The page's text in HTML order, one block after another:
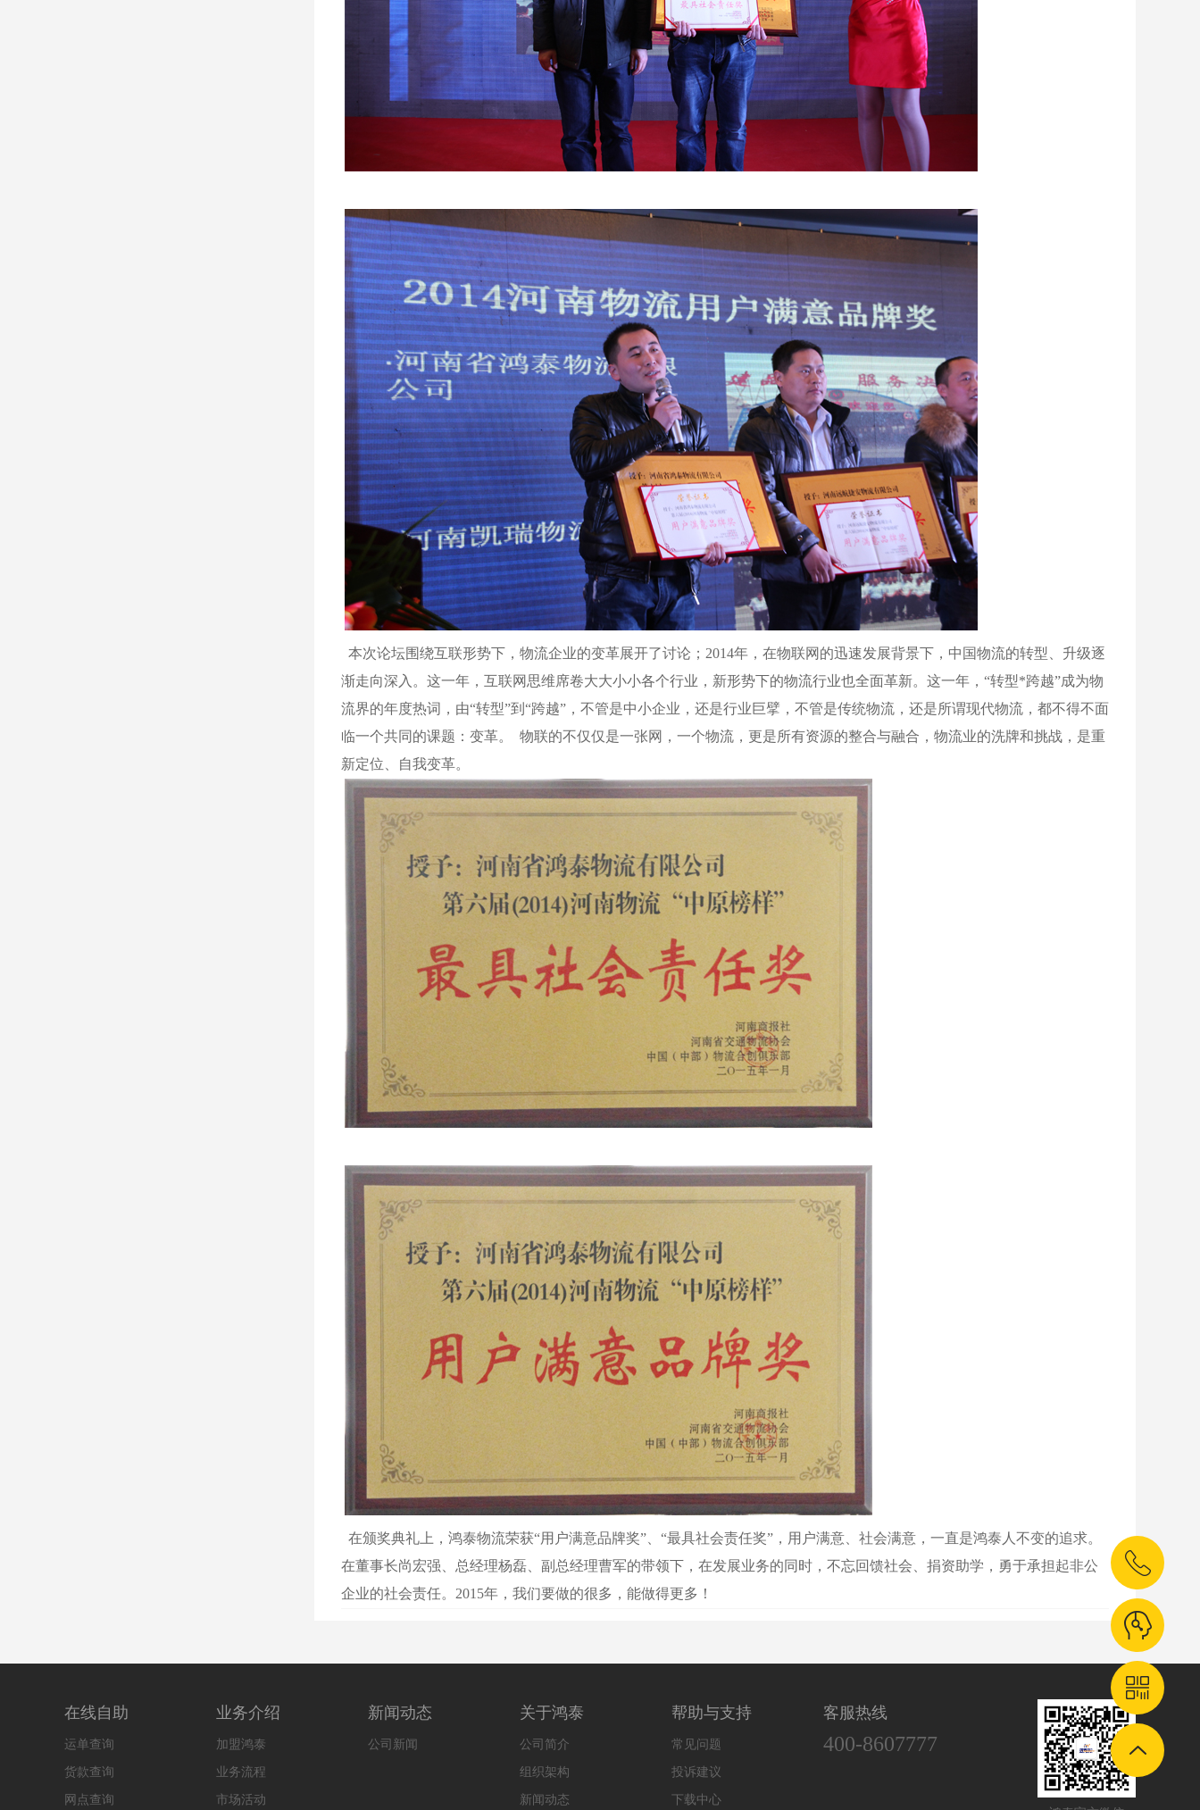
本次论坛围绕互联形势下，物流企业的变革展开了讨论；2014年，在物联网的迅速发展背景下，中国物流的转型、升级逐
渐走向深入。这一年，互联网思维席卷大大小小各个行业，新形势下的物流行业也全面革新。这一年，“转型*跨越”成为物
流界的年度热词，由“转型”到“跨越”，不管是中小企业，还是行业巨擘，不管是传统物流，还是所谓现代物流，都不得不面
临一个共同的课题：变革。 物联的不仅仅是一张网，一个物流，更是所有资源的整合与融合，物流业的洗牌和挑战，是重
新定位、自我变革。
在颁奖典礼上，鸿泰物流荣获“用户满意品牌奖”、“最具社会责任奖”，用户满意、社会满意，一直是鸿泰人不变的追求。
在董事长尚宏强、总经理杨磊、副总经理曹军的带领下，在发展业务的同时，不忘回馈社会、捐资助学，勇于承担起非公
企业的社会责任。2015年，我们要做的很多，能做得更多！
在线自助
运单查询
货款查询
网点查询
业务介绍
加盟鸿泰
业务流程
市场活动
新闻动态
公司新闻
关于鸿泰
公司简介
组织架构
新闻动态
帮助与支持
常见问题
投诉建议
下载中心
客服热线
400-8607777